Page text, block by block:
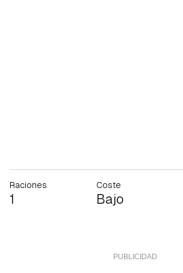
Raciones
1
Coste
Bajo